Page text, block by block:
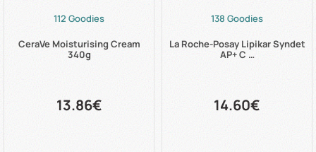
112 Goodies
CeraVe Moisturising Cream
340g
13.86€
138 Goodies
La Roche-Posay Lipikar Syndet
AP+ C …
14.60€